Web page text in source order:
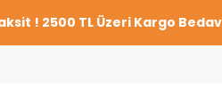
! 2500 TL Üzeri Kargo